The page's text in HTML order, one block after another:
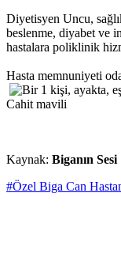
Diyetisyen Uncu,
beslenme, diyabet ve
hastalara poliklinik
Hasta memnuniyeti
Cahit mavili
Kaynak: Biganın Sesi
#Özel Biga Can